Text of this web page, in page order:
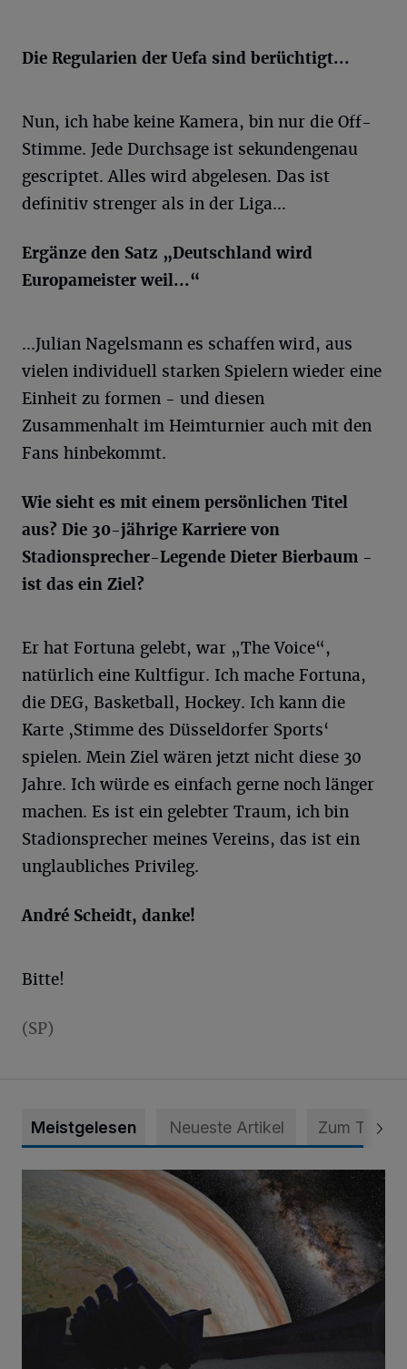
Die Regularien der Uefa sind berüchtigt...
Nun, ich habe keine Kamera, bin nur die Off-
Stimme. Jede Durchsage ist sekundengenau
gescriptet. Alles wird abgelesen. Das ist
definitiv strenger als in der Liga...
Ergänze den Satz „Deutschland wird
Europameister weil...“
...Julian Nagelsmann es schaffen wird, aus
vielen individuell starken Spielern wieder eine
Einheit zu formen - und diesen
Zusammenhalt im Heimturnier auch mit den
Fans hinbekommt.
Wie sieht es mit einem persönlichen Titel
aus? Die 30-jährige Karriere von
Stadionsprecher-Legende Dieter Bierbaum -
ist das ein Ziel?
Er hat Fortuna gelebt, war „The Voice“,
natürlich eine Kultfigur. Ich mache Fortuna,
die DEG, Basketball, Hockey. Ich kann die
Karte ‚Stimme des Düsseldorfer Sports‘
spielen. Mein Ziel wären jetzt nicht diese 30
Jahre. Ich würde es einfach gerne noch länger
machen. Es ist ein gelebter Traum, ich bin
Stadionsprecher meines Vereins, das ist ein
unglaubliches Privileg.
André Scheidt, danke!
Bitte!
(SP)
Meistgelesen Neueste Artikel Zum Thema
Das Planetarium wird hochmodern